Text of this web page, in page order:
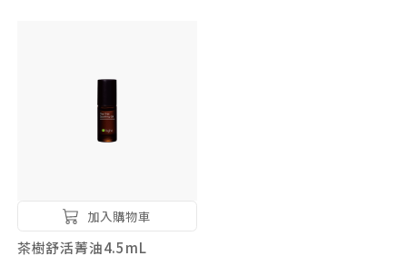
加入購物車
茶樹舒活菁油4.5mL